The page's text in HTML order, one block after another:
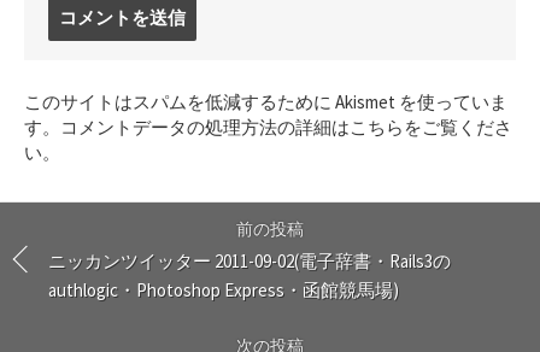
す
る
このサイトはスパムを低減するために Akismet を使っていま
す。
コメントデータの処理方法の詳細はこちらをご覧くださ
い。
前の投稿
ニッカンツイッター 2011-09-02(電子辞書・Rails3の
authlogic・Photoshop Express・函館競馬場)
次の投稿